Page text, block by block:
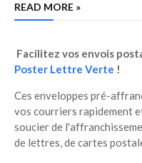
READ MORE »
Facilitez vos envois
Poster Lettre Verte !
Ces enveloppes pré-
vos courriers rapidement
soucier de
de lettres, de cartes